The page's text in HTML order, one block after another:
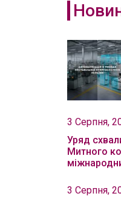
3 Серпня,
Уряд
Митного
3 Серпня,